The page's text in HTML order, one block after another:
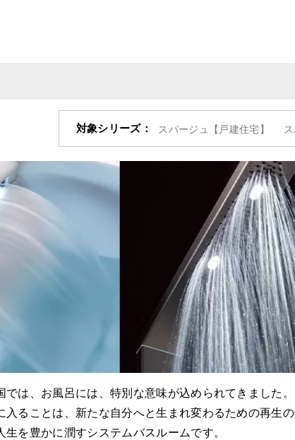
対象シリーズ： スパージュ【戸建住宅】
では、お風呂には、特別な意味が込められてきました。
入ることは、新たな自分へと生まれ変わるための再生
生を豊かに潤すシステムバスルームです。